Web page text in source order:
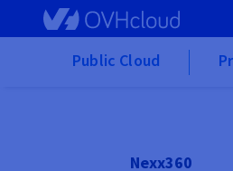
Skip to main content
Public Cloud
Nexx360